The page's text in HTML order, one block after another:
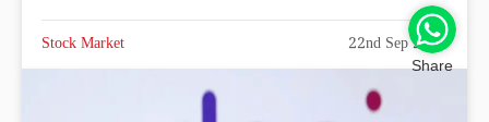
Stock Market 22nd Sep 2025
Share